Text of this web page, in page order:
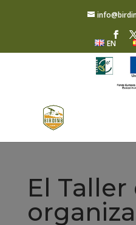
EN
El Taller